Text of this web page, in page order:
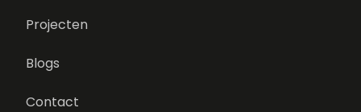
Projecten
Blogs
Contact